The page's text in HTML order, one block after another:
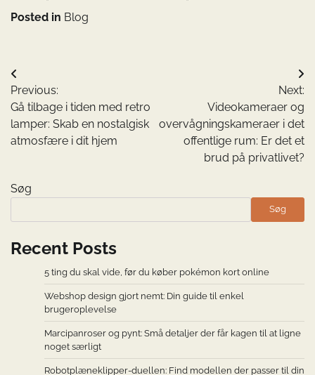
Posted in Blog
Indlægsnavigation
Previous:
Gå tilbage i tiden med retro
lamper: Skab en nostalgisk
atmosfære i dit hjem
Next:
Videokameraer og
overvågningskameraer i det
offentlige rum: Er det et
brud på privatlivet?
Søg
Søg
Recent Posts
5 ting du skal vide, før du køber pokémon kort online
Webshop design gjort nemt: Din guide til enkel
brugeroplevelse
Marcipanroser og pynt: Små detaljer der får kagen til at ligne
noget særligt
Robotplæneklipper-duellen: Find modellen der passer til din